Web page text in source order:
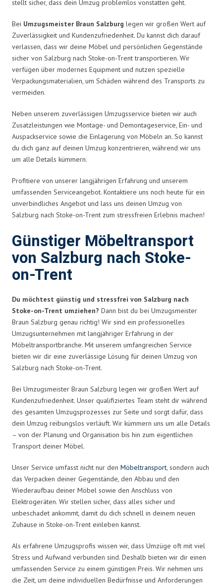
stellt sicher, dass dein Umzug problemlos vonstatten geht.
Bei Umzugsmeister Braun Salzburg legen wir großen Wert auf
Zuverlässigkeit und Kundenzufriedenheit. Du kannst dich darauf
verlassen, dass wir deine Möbel und persönlichen Gegenstände
sicher von Salzburg nach Stoke-on-Trent transportieren. Wir
verfügen über modernes Equipment und nutzen spezielle
Verpackungsmaterialien, um Schäden während des Transports zu
vermeiden.
Neben unserem zuverlässigen Umzugsservice bieten wir auch
Zusatzleistungen wie Montage- und Demontageservice, Ein- und
Auspackservice sowie die Einlagerung von Möbeln an. So kannst
du dich ganz auf deinen Umzug konzentrieren, während wir uns
um alle Details kümmern.
Profitiere von unserer langjährigen Erfahrung und unserem
umfassenden Serviceangebot. Kontaktiere uns noch heute für ein
unverbindliches Angebot und lass uns deinen Umzug von
Salzburg nach Stoke-on-Trent zum stressfreien Erlebnis machen!
Günstiger Möbeltransport
von Salzburg nach Stoke-
on-Trent
Du möchtest günstig und stressfrei von Salzburg nach
Stoke-on-Trent umziehen? Dann bist du bei Umzugsmeister
Braun Salzburg genau richtig! Wir sind ein professionelles
Umzugsunternehmen mit langjähriger Erfahrung in der
Möbeltransportbranche. Mit unserem umfangreichen Service
bieten wir dir eine zuverlässige Lösung für deinen Umzug von
Salzburg nach Stoke-on-Trent.
Bei Umzugsmeister Braun Salzburg legen wir großen Wert auf
Kundenzufriedenheit. Unser qualifiziertes Team steht dir während
des gesamten Umzugsprozesses zur Seite und sorgt dafür, dass
dein Umzug reibungslos verläuft. Wir kümmern uns um alle Details
– von der Planung und Organisation bis hin zum eigentlichen
Transport deiner Möbel.
Unser Service umfasst nicht nur den Möbeltransport, sondern auch
das Verpacken deiner Gegenstände, den Abbau und den
Wiederaufbau deiner Möbel sowie den Anschluss von
Elektrogeräten. Wir stellen sicher, dass alles sicher und
unbeschadet ankommt, damit du dich schnell in deinem neuen
Zuhause in Stoke-on-Trent einleben kannst.
Als erfahrene Umzugsprofis wissen wir, dass Umzüge oft mit viel
Stress und Aufwand verbunden sind. Deshalb bieten wir dir einen
umfassenden Service zu einem günstigen Preis. Wir nehmen uns
die Zeit, um deine individuellen Bedürfnisse und Anforderungen